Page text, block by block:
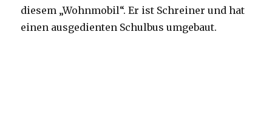
diesem „Wohnmobil“. Er ist Schreiner und hat
einen ausgedienten Schulbus umgebaut.